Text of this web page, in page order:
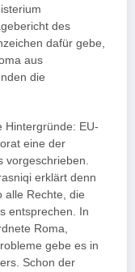
des
dafür gebe,
aus
die
Hintergründe: EU-
eine der
vorgeschrieben.
erklärt denn
alle Rechte, die
entsprechen. In
Roma,
gebe es in
Schon der